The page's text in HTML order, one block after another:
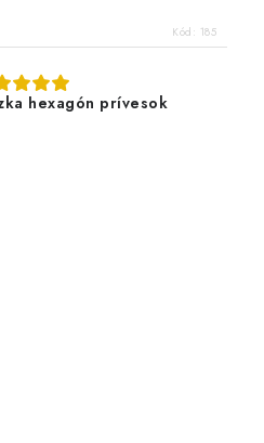
Kód: 185
hexagón prívesok